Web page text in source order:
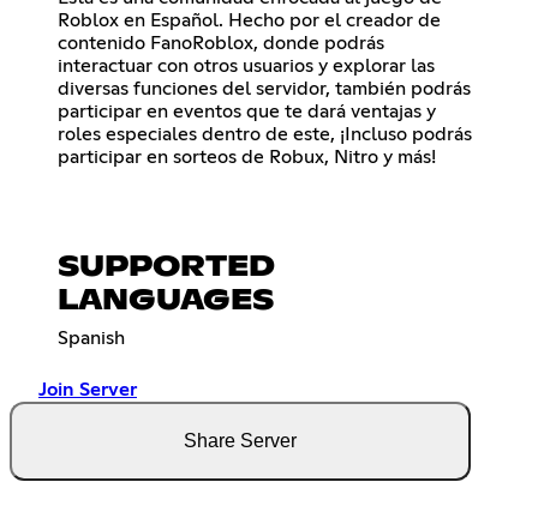
Roblox en Español. Hecho por el creador de
contenido FanoRoblox, donde podrás
interactuar con otros usuarios y explorar las
diversas funciones del servidor, también podrás
participar en eventos que te dará ventajas y
roles especiales dentro de este, ¡Incluso podrás
participar en sorteos de Robux, Nitro y más!
SUPPORTED
LANGUAGES
Spanish
Join Server
Share Server